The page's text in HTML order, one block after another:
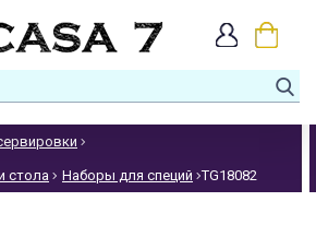
стола Наборы для специй TG18082